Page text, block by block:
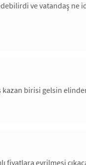
ve vatandaş ne
birisi gelsin
fiyatlara evrilmesi